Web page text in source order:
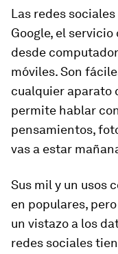
Las redes
Google, el
desde
móviles. Son
cualquier aparato
permite hablar
pensamientos,
vas a estar
Sus mil y un usos
en populares,
un vistazo a los
redes sociales